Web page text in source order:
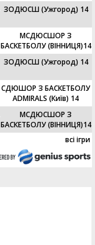
ЗОДЮСШ (Ужгород) 14
МСДЮСШОР З
БАСКЕТБОЛУ (ВІННИЦЯ)14
ЗОДЮСШ (Ужгород) 14
СДЮШОР З БАСКЕТБОЛУ
ADMIRALS (Київ) 14
МСДЮСШОР З
БАСКЕТБОЛУ (ВІННИЦЯ)14
всі ігри